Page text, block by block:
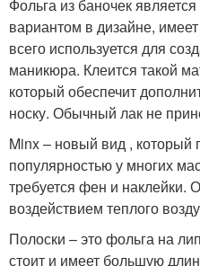
Фольга из баночек
вариантом в дизайне,
всего используется для
маникюра. Клеится такой
который обеспечит
носку. Обычный лак не
Minx – новый вид , который
популярностью у многих
требуется фен и наклейки.
воздействием теплого
Полоски – это фольга на
стоит и имеет большую